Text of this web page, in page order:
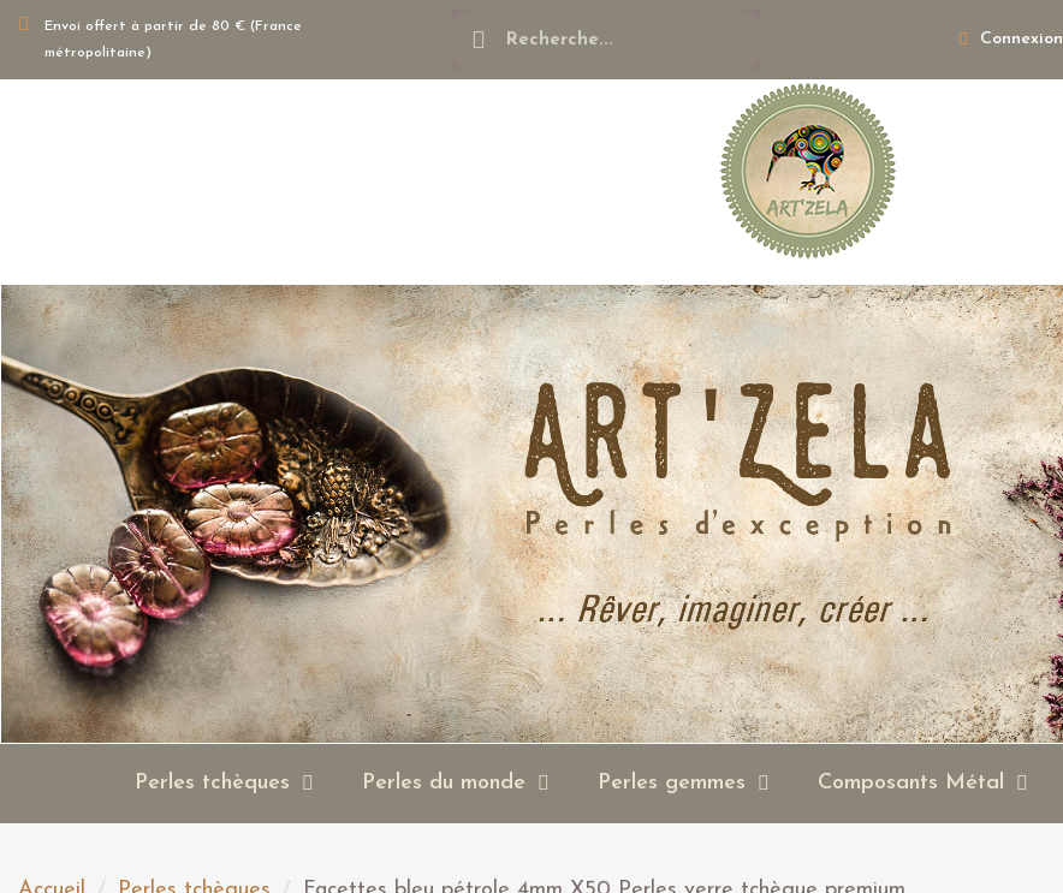
Envoi offert à partir de 80 € (France
métropolitaine)
Connexion
Perles tchèques Perles du monde Perles gemmes Composants Métal